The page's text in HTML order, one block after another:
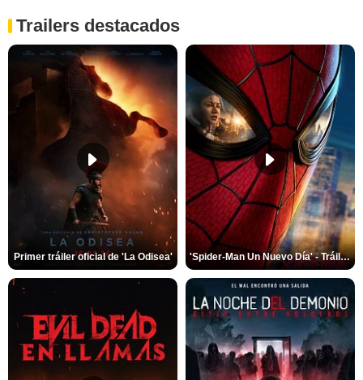
Trailers destacados
Primer tráiler oficial de 'La Odisea' 'Spider-Man Un Nuevo Día' - Tráiler oficial subtitulado